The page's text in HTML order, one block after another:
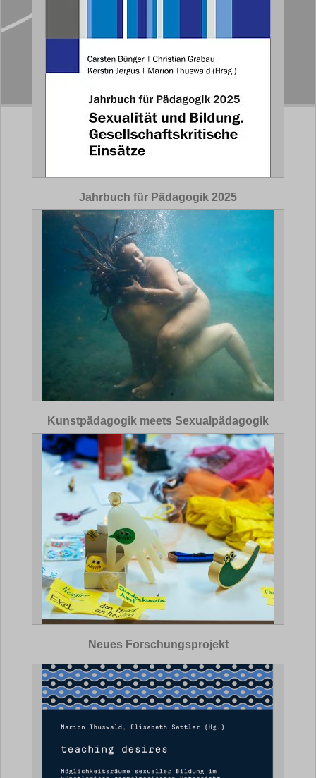
Jahrbuch für Pädagogik 2025
Kunstpädagogik meets Sexualpädagogik
Neues Forschungsprojekt